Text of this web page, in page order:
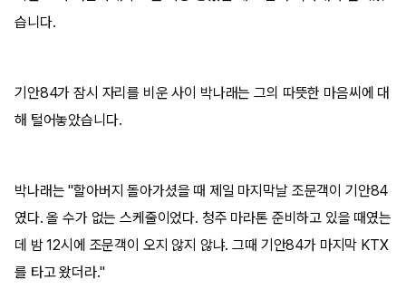
습니다.
기안84가 잠시 자리를 비운 사이 박나래는 그의 따뜻한 마음씨에 대
해 털어놓았습니다.
박나래는 "할아버지 돌아가셨을 때 제일 마지막날 조문객이 기안84
였다. 올 수가 없는 스케줄이었다. 청주 마라톤 준비하고 있을 때였는
데 밤 12시에 조문객이 오지 않지 않냐. 그때 기안84가 마지막 KTX
를 타고 왔더라."